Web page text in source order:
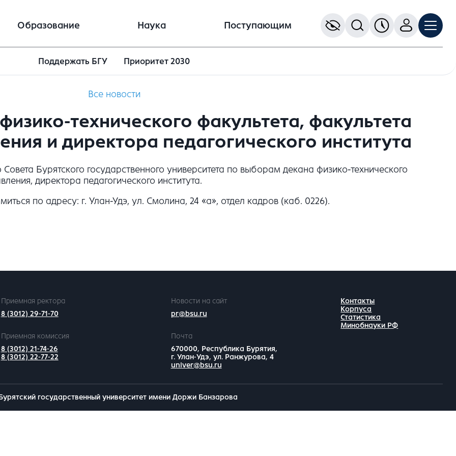
Образование Наука Поступающим
Поддержать БГУ Приоритет 2030
Все новости
технического факультета, факультета
и директора педагогического института
Бурятского государственного университета по выборам декана физико-технического
директора педагогического института.
по адресу: г. Улан-Удэ, ул. Смолина, 24 «а», отдел кадров (каб. 0226).
Приемная ректора
8 (3012) 29-71-70
Новости на сайт
pr@bsu.ru
Приемная комиссия
8 (3012) 21-74-26
8 (3012) 22-77-22
Почта
670000, Республика Бурятия,
г. Улан-Удэ, ул. Ранжурова, 4
univer@bsu.ru
Контакты
Корпуса
Статистика
Минобнауки РФ
государственный университет имени Доржи Банзарова